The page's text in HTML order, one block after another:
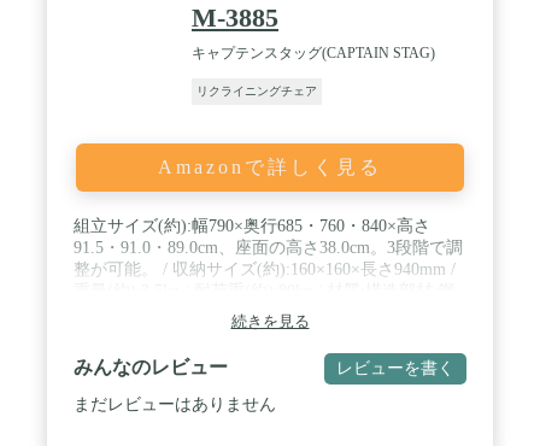
×1、収納バッグ×1、取扱説明書(日本語)×1※商品
は、モニターによって色合いが異なって見える場合
告なく変更することがあります。 / [こんな商品をお
たん 初心者 道具 アウトドアグッズ フィールドギア
アクセサリー バーベキュー BBQ 焚火 焚き火 たき
ャンプ デイキャンプ ツーリング キャンピング グラ
ンピング キャンプ場 フィールドギア アクセサリー
レジャー 山 海 ビーチ フェス 屋外イベント バーベ
M-3885
キャプテンスタッグ(CAPTAIN STAG)
リクライニングチェア
Amazonで詳しく見る
組立サイズ(約):幅790×奥行685・760・840×高さ
91.5・91.0・89.0cm、座面の高さ38.0cm。3段階で調
整が可能。 / 収納サイズ(約):160×160×長さ940mm /
(エポキシ樹脂塗装)、張り材:ポリエステル、クッシ
ョン材:ウレタンフォーム
続きを見る
みんなのレビュー レビューを書く
まだレビューはありません